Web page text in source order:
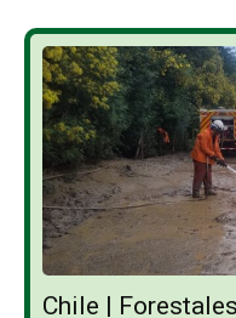
Chile |